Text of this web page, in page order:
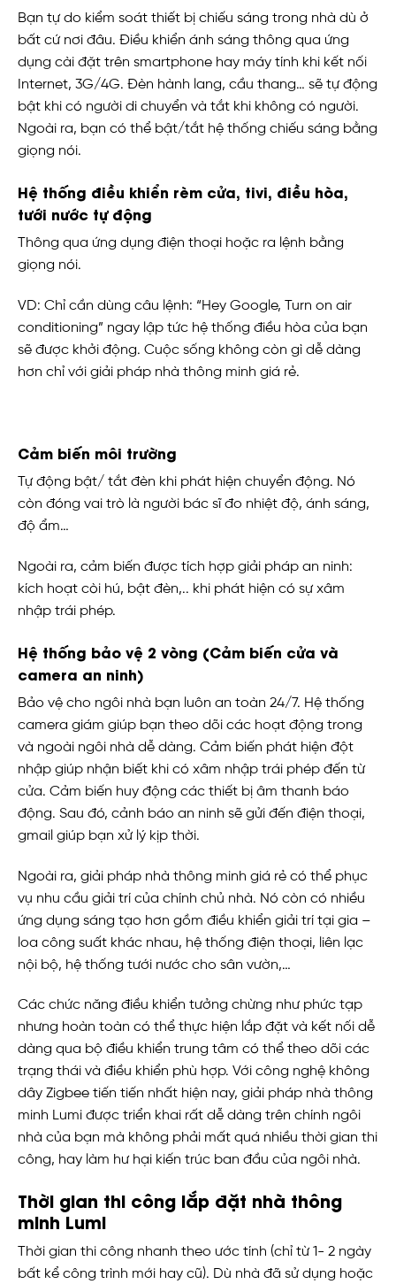
Bạn tự do kiểm soát thiết bị chiếu sáng trong nhà dù ở
bất cứ nơi đâu. Điều khiển ánh sáng thông qua ứng
dụng cài đặt trên smartphone hay máy tính khi kết nối
Internet, 3G/4G. Đèn hành lang, cầu thang… sẽ tự động
bật khi có người di chuyển và tắt khi không có người.
Ngoài ra, bạn có thể bật/tắt hệ thống chiếu sáng bằng
giọng nói.
Hệ thống điều khiển rèm cửa, tivi, điều hòa,
tưới nước tự động
Thông qua ứng dụng điện thoại hoặc ra lệnh bằng
giọng nói.
VD: Chỉ cần dùng câu lệnh: “Hey Google, Turn on air
conditioning” ngay lập tức hệ thống điều hòa của bạn
sẽ được khởi động. Cuộc sống không còn gì dễ dàng
hơn chỉ với giải pháp nhà thông minh giá rẻ.
Cảm biến môi trường
Tự động bật/ tắt đèn khi phát hiện chuyển động. Nó
còn đóng vai trò là người bác sĩ đo nhiệt độ, ánh sáng,
độ ẩm…
Ngoài ra, cảm biến được tích hợp giải pháp an ninh:
kích hoạt còi hú, bật đèn,.. khi phát hiện có sự xâm
nhập trái phép.
Hệ thống bảo vệ 2 vòng (Cảm biến cửa và
camera an ninh)
Bảo vệ cho ngôi nhà bạn luôn an toàn 24/7. Hệ thống
camera giám giúp bạn theo dõi các hoạt động trong
và ngoài ngôi nhà dễ dàng. Cảm biến phát hiện đột
nhập giúp nhận biết khi có xâm nhập trái phép đến từ
cửa. Cảm biến huy động các thiết bị âm thanh báo
động. Sau đó, cảnh báo an ninh sẽ gửi đến điện thoại,
gmail giúp bạn xử lý kịp thời.
Ngoài ra, giải pháp nhà thông minh giá rẻ có thể phục
vụ nhu cầu giải trí của chính chủ nhà. Nó còn có nhiều
ứng dụng sáng tạo hơn gồm điều khiển giải trí tại gia –
loa công suất khác nhau, hệ thống điện thoại, liên lạc
nội bộ, hệ thống tưới nước cho sân vườn,…
Các chức năng điều khiển tưởng chừng như phức tạp
nhưng hoàn toàn có thể thực hiện lắp đặt và kết nối dễ
dàng qua bộ điều khiển trung tâm có thể theo dõi các
trạng thái và điều khiển phù hợp. Với công nghệ không
dây Zigbee tiến tiến nhất hiện nay, giải pháp nhà thông
minh Lumi được triển khai rất dễ dàng trên chính ngôi
nhà của bạn mà không phải mất quá nhiều thời gian thi
công, hay làm hư hại kiến trúc ban đầu của ngôi nhà.
Thời gian thi công lắp đặt nhà thông
minh Lumi
Thời gian thi công nhanh theo ước tính (chỉ từ 1- 2 ngày
bất kể công trình mới hay cũ). Dù nhà đã sử dụng hoặc